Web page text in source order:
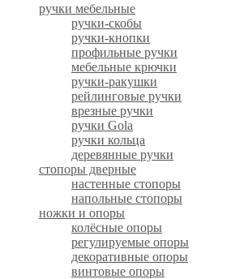
ручки мебельные
ручки-скобы
ручки-кнопки
профильные ручки
мебельные крючки
ручки-ракушки
рейлинговые ручки
врезные ручки
ручки Gola
ручки кольца
деревянные ручки
стопоры дверные
настенные стопоры
напольные стопоры
ножки и опоры
колёсные опоры
регулируемые опоры
декоративные опоры
винтовые опоры